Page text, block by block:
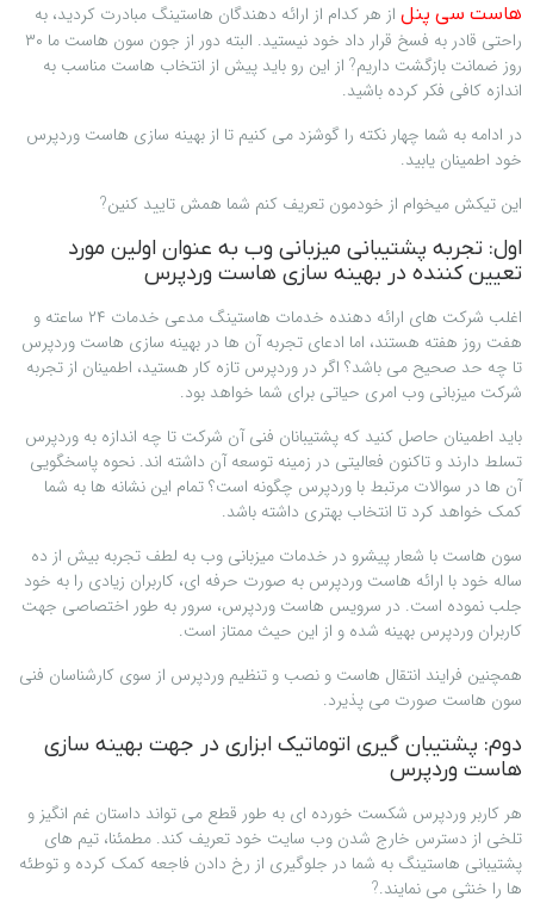
هاست سی پنل از هر کدام از ارائه دهندگان هاستینگ مبادرت کردید، به
راحتی قادر به فسخ قرار داد خود نیستید. البته دور از جون سون هاست ما ۳۰
روز ضمانت بازگشت داریم? از این رو باید پیش از انتخاب هاست مناسب به
اندازه کافی فکر کرده باشید.
در ادامه به شما چهار نکته را گوشزد می کنیم تا از بهینه سازی هاست وردپرس
خود اطمینان یابید.
این تیکش میخوام از خودمون تعریف کنم شما همش تایید کنین?
اول: تجربه پشتیبانی میزبانی وب به عنوان اولین مورد
تعیین کننده در بهینه سازی هاست وردپرس
اغلب شرکت های ارائه دهنده خدمات هاستینگ مدعی خدمات ۲۴ ساعته و
هفت روز هفته هستند، اما ادعای تجربه آن ها در بهینه سازی هاست وردپرس
تا چه حد صحیح می باشد؟ اگر در وردپرس تازه کار هستید، اطمینان از تجربه
شرکت میزبانی وب امری حیاتی برای شما خواهد بود.
باید اطمینان حاصل کنید که پشتیبانان فنی آن شرکت تا چه اندازه به وردپرس
تسلط دارند و تاکنون فعالیتی در زمینه توسعه آن داشته اند. نحوه پاسخگویی
آن ها در سوالات مرتبط با وردپرس چگونه است؟ تمام این نشانه ها به شما
کمک خواهد کرد تا انتخاب بهتری داشته باشد.
سون هاست با شعار پیشرو در خدمات میزبانی وب به لطف تجربه بیش از ده
ساله خود با ارائه هاست وردپرس به صورت حرفه ای، کاربران زیادی را به خود
جلب نموده است. در سرویس هاست وردپرس، سرور به طور اختصاصی جهت
کاربران وردپرس بهینه شده و از این حیث ممتاز است.
همچنین فرایند انتقال هاست و نصب و تنظیم وردپرس از سوی کارشناسان فنی
سون هاست صورت می پذیرد.
دوم: پشتیبان گیری اتوماتیک ابزاری در جهت بهینه سازی
هاست وردپرس
هر کاربر وردپرس شکست خورده ای به طور قطع می تواند داستان غم انگیز و
تلخی از دسترس خارج شدن وب سایت خود تعریف کند. مطمئنا، تیم های
پشتیبانی هاستینگ به شما در جلوگیری از رخ دادن فاجعه کمک کرده و توطئه
ها را خنثی می نمایند.?